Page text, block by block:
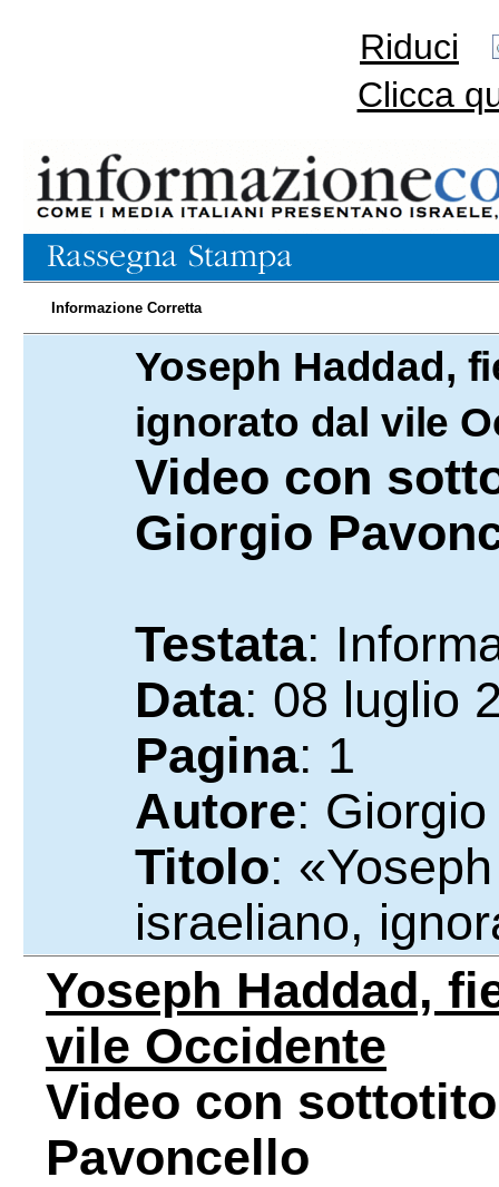
Riduci
Clicca
Informazione Corretta
Yoseph Haddad,
ignorato dal vile
Video con
Giorgio
Testata:
Data: 08 luglio
Pagina: 1
Autore:
Titolo:
israeliano,
Yoseph Haddad,
vile Occidente
Video con
Pavoncello